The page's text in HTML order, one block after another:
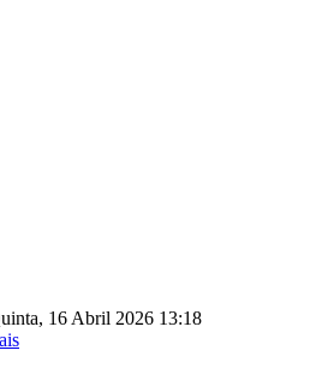
16 Abril 2026 13:18